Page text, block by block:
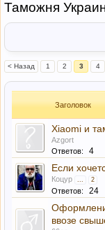
Таможня
< Назад 1 2 3 4
Заголовок
Xiaomi и
Azgort
Ответов:
4
Если
Коцур ... 2
Ответов: 24
ввозе